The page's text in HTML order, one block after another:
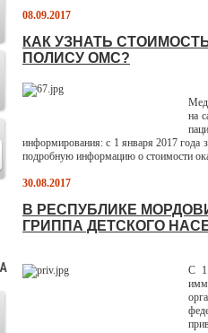
08.09.2017
КАК УЗНАТЬ
ПОЛИСУ ОМС?
на
информирования: с 1 января 2017 года
подробную информацию о стоимости
30.08.2017
В РЕСПУБЛИКЕ
ГРИППА ДЕТСКОГО
С 1